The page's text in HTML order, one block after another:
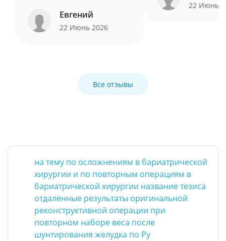
Евгений
22 Июнь 2026
22 Июнь
Все отзывы
на тему по осложнениям в бариатрической
хирургии и по повторным операциям в
бариатрической хирургии название тезиса
отдаленные результаты оригинальной
реконструктивной операции при
повторном наборе веса после
шунтирования желудка по Ру